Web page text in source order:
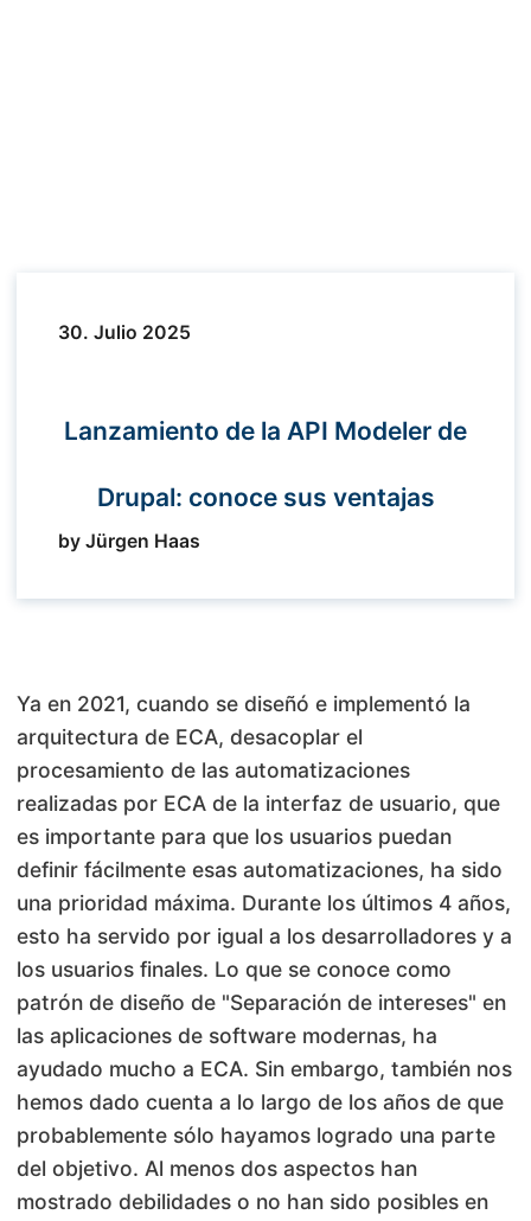
30. Julio 2025
Lanzamiento de la API Modeler de
Drupal: conoce sus ventajas
by Jürgen Haas
Ya en 2021, cuando se diseñó e implementó la
arquitectura de ECA, desacoplar el
procesamiento de las automatizaciones
realizadas por ECA de la interfaz de usuario, que
es importante para que los usuarios puedan
definir fácilmente esas automatizaciones, ha sido
una prioridad máxima. Durante los últimos 4 años,
esto ha servido por igual a los desarrolladores y a
los usuarios finales. Lo que se conoce como
patrón de diseño de "Separación de intereses" en
las aplicaciones de software modernas, ha
ayudado mucho a ECA. Sin embargo, también nos
hemos dado cuenta a lo largo de los años de que
probablemente sólo hayamos logrado una parte
del objetivo. Al menos dos aspectos han
mostrado debilidades o no han sido posibles en